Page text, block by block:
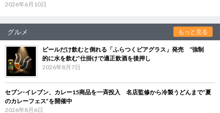
2026年6月10日
グルメ もっと見る
ビールだけ飲むと倒れる「ふらつくビアグラス」発売 “強制
的に水を飲む”仕掛けで適正飲酒を後押し
2026年8月7日
セブン‐イレブン、カレー15商品を一斉投入 名店監修から冷製うどんまで“夏
のカレーフェス”を開催中
2026年8月6日